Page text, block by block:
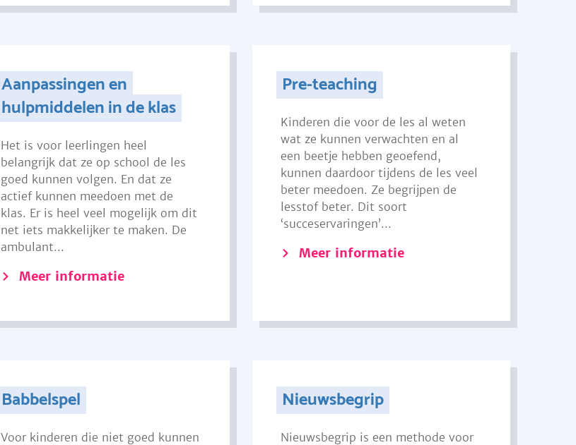
Aanpassingen en
hulpmiddelen in de klas
Het is voor leerlingen heel
belangrijk dat ze op school de les
goed kunnen volgen. En dat ze
actief kunnen meedoen met de
klas. Er is heel veel mogelijk om dit
net iets makkelijker te maken. De
ambulant...
Meer informatie
Pre-teaching
Kinderen die voor de les al weten
wat ze kunnen verwachten en al
een beetje hebben geoefend,
kunnen daardoor tijdens de les veel
beter meedoen. Ze begrijpen de
lesstof beter. Dit soort
‘succeservaringen’...
Meer informatie
Babbelspel
Voor kinderen die niet goed kunnen
Nieuwsbegrip
Nieuwsbegrip is een methode voor